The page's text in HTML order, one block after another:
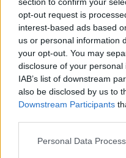
opt-out request is
interest-based ads based
us or personal information
your opt-out. You may
disclosure of your
IAB’s list of downstream
also be disclosed by us to
Downstream Participants
Personal Data
Repères visuels